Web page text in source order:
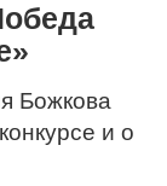
Божкова
и о